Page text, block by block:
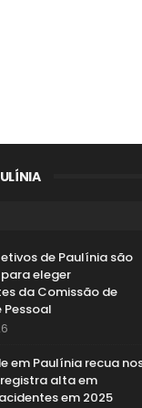
de Paulínia são
eleger
da Comissão de
em Paulínia recua
alta em
em 2025